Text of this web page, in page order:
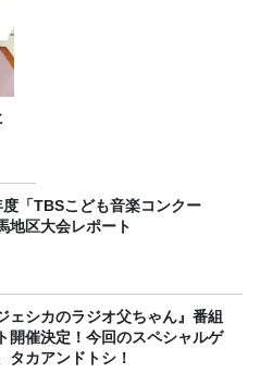
「TBSこども音楽コンクー
地区大会レポート
ェシカのラジオ父ちゃん』番組
開催決定！今回のスペシャルゲ
タカアンドトシ！